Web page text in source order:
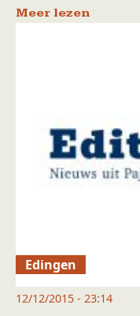
Meer lezen
Edingen
12/12/2015 - 23:14